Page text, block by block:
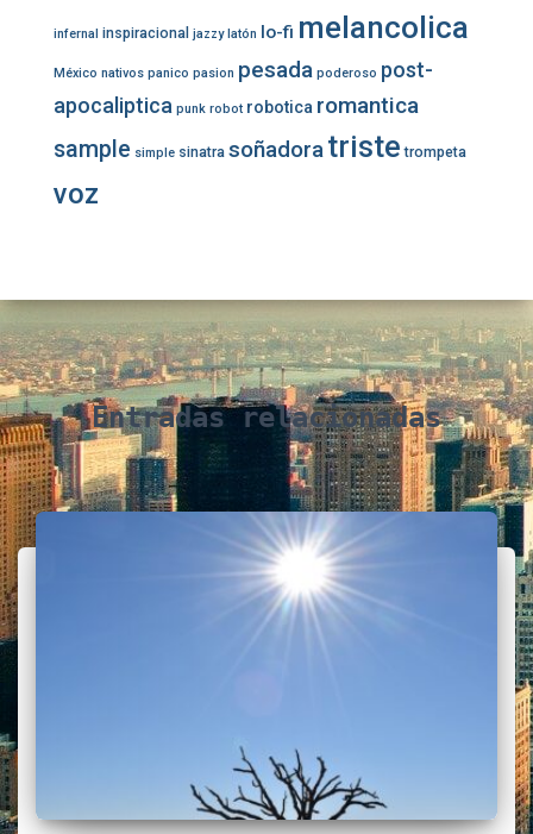
infernal inspiracional jazzy latón lo-fi melancolica
México nativos panico pasion pesada poderoso post-
apocaliptica punk robot robotica romantica
sample simple sinatra soñadoratriste trompeta
voz
Entradas relacionadas